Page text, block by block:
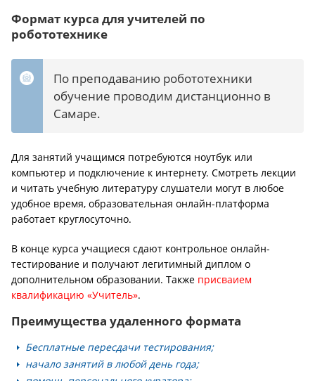
Формат курса для учителей по
робототехнике
По преподаванию робототехники
обучение проводим дистанционно в
Самаре.
Для занятий учащимся потребуются ноутбук или
компьютер и подключение к интернету. Смотреть лекции
и читать учебную литературу слушатели могут в любое
удобное время, образовательная онлайн-платформа
работает круглосуточно.
В конце курса учащиеся сдают контрольное онлайн-
тестирование и получают легитимный диплом о
дополнительном образовании. Также присваием
квалификацию «Учитель».
Преимущества удаленного формата
Бесплатные пересдачи тестирования;
начало занятий в любой день года;